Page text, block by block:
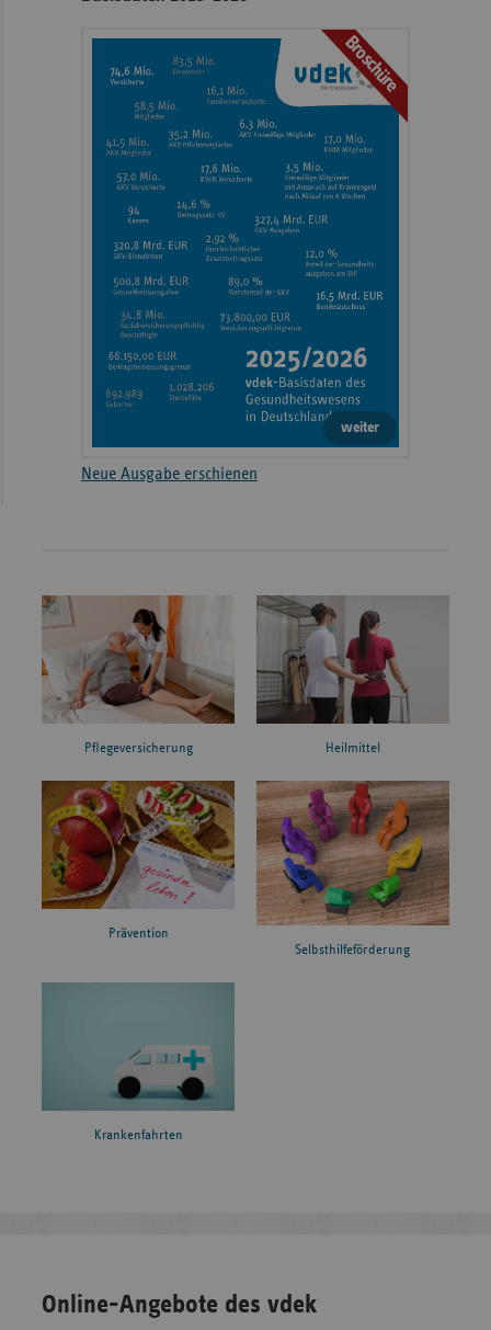
Broschüre
weiter
Neue Ausgabe erschienen
Pflegeversicherung Heilmittel
Prävention
Selbsthilfeförderung
Krankenfahrten
Online-Angebote des vdek